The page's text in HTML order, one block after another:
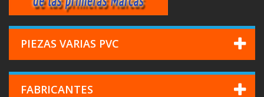
PIEZAS VARIAS PVC
FABRICANTES